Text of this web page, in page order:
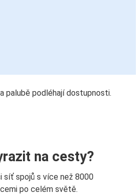
palubě podléhají dostupnosti.
na cesty?
síť spojů s více než 8000
po celém světě.